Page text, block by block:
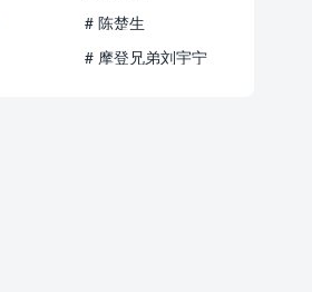
# 陈楚生
# 摩登兄弟刘宇宁